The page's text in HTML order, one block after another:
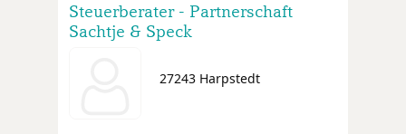
Steuerberater - Partnerschaft
Sachtje & Speck
27243 Harpstedt